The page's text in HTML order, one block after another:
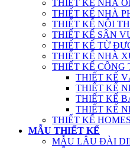
THIẾT KẾ NHÀ
THIẾT KẾ NHÀ
THIẾT KẾ NỘI
THIẾT KẾ SÂN
THIẾT KẾ TỪ
THIẾT KẾ NHÀ
THIẾT KẾ CÔNG
THIẾT KẾ
THIẾT KẾ
THIẾT KẾ
THIẾT KẾ
THIẾT KẾ
MẪU THIẾT KẾ
MẪU LÂU ĐÀI